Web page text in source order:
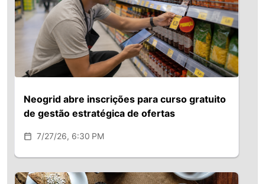
Neogrid abre inscrições para curso gratuito
de gestão estratégica de ofertas
7/27/26, 6:30 PM